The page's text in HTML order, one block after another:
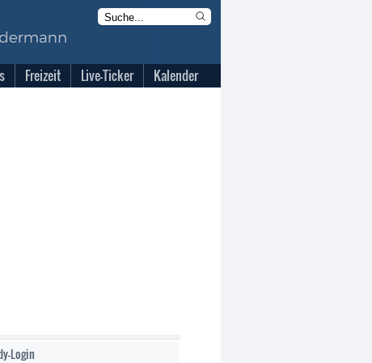
Freizeit Live-Ticker Kalender
Login